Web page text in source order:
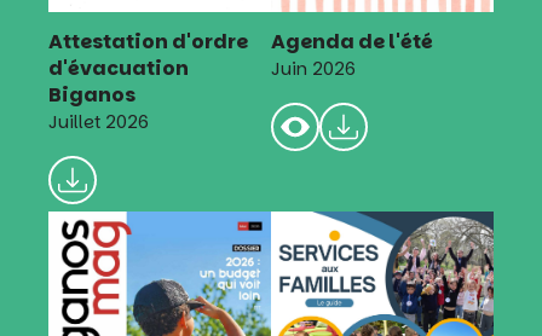
Attestation d'ordre
d'évacuation
Biganos
Juillet 2026
Agenda de l'été
Juin 2026